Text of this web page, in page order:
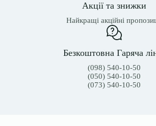
Акції та знижки
Найкращі акційні
Безкоштовна Гаряча
(098) 540-10-50
(050) 540-10-50
(073) 540-10-50